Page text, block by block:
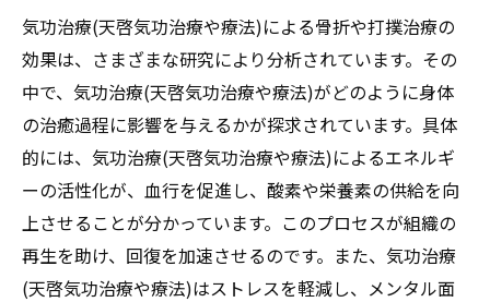
気功治療(天啓気功治療や療法)による骨折や打撲治療の
効果は、さまざまな研究により分析されています。その
中で、気功治療(天啓気功治療や療法)がどのように身体
の治癒過程に影響を与えるかが探求されています。具体
的には、気功治療(天啓気功治療や療法)によるエネルギ
ーの活性化が、血行を促進し、酸素や栄養素の供給を向
上させることが分かっています。このプロセスが組織の
再生を助け、回復を加速させるのです。また、気功治療
(天啓気功治療や療法)はストレスを軽減し、メンタル面